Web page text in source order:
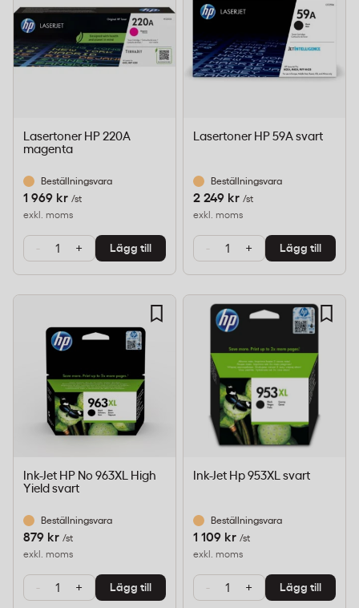
Lasertoner HP 220A
magenta
Beställningsvara
1 969 kr /st
exkl. moms
- + Lägg till
Lasertoner HP 59A svart
Beställningsvara
2 249 kr /st
exkl. moms
- + Lägg till
Ink-Jet HP No 963XL High
Yield svart
Beställningsvara
879 kr /st
exkl. moms
- + Lägg till
Ink-Jet Hp 953XL svart
Beställningsvara
1 109 kr /st
exkl. moms
- + Lägg till